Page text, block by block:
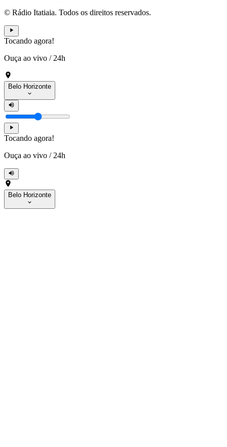
© Rádio Itatiaia. Todos os direitos reservados.
Tocando agora!
Ouça ao vivo / 24h
Belo Horizonte
Tocando agora!
Ouça ao vivo / 24h
Belo Horizonte